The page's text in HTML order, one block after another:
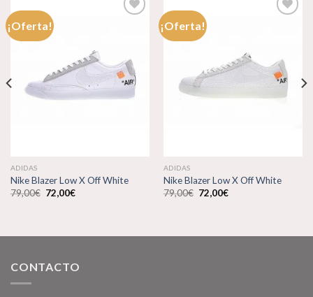
¡Oferta!
a la
lista de
deseos
ADIDAS
Nike Blazer Low X Off White
79,00€ El
precio
72,00€El
¡Oferta!
a la
lista de
deseos
ADIDAS
Nike Blazer Low X Off White
79,00€ El
precio
72,00€El
CONTACTO